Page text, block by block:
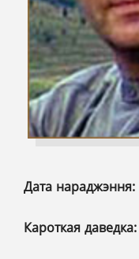
Дата нараджэння:
Кароткая даведка: